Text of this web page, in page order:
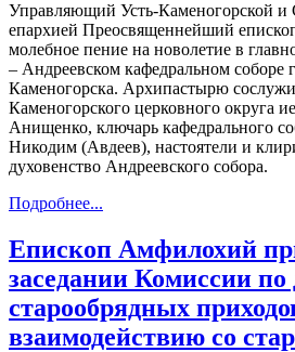
Управляющий Усть-Каменогорской и
епархией Преосвященнейший
молебное пение на новолетие в
– Андреевском кафедральном соборе
Каменогорска. Архипастырю
Каменогорского церковного округа
Анищенко, ключарь кафедрального
Никодим (Авдеев), настоятели и
духовенство Андреевского собора.
Подробнее...
Епископ Амфилохий
заседании Комиссии по
старообрядных
взаимодействию со